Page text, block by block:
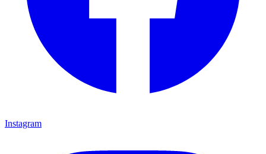
Instagram